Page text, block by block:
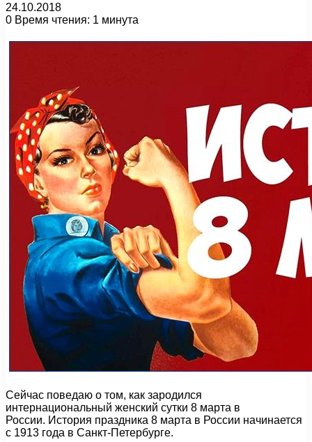
24.10.2018
0 Время чтения: 1 минута
Сейчас поведаю о том, как зародился
интернациональный женский сутки 8 марта в
России. История праздника 8 марта в России начинается
с 1913 года в Санкт-Петербурге.